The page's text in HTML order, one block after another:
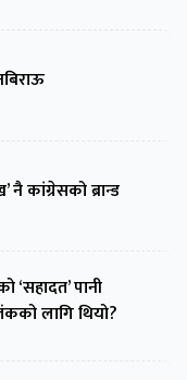
नै कांग्रेसको ब्रान्ड
‘सहादत’ पानी
लागि थियो?